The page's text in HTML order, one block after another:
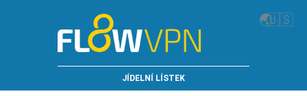
🌏🇺🇸
JÍDELNÍ LÍSTEK